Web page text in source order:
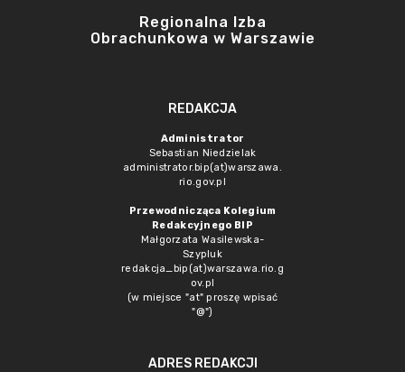
Regionalna Izba
Obrachunkowa w Warszawie
REDAKCJA
Administrator
Sebastian Niedzielak
administrator.bip(at)warszawa.
rio.gov.pl
Przewodnicząca Kolegium
Redakcyjnego BIP
Małgorzata Wasilewska-
Szypluk
redakcja_bip(at)warszawa.rio.g
ov.pl
(w miejsce "at" proszę wpisać
"@")
ADRES REDAKCJI